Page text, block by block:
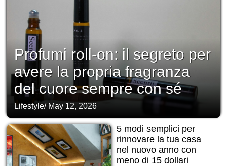
Profumi roll-on: il segreto per
avere la propria fragranza
del cuore sempre con sé
Lifestyle/ May 12, 2026
5 modi semplici per
rinnovare la tua casa
nel nuovo anno con
meno di 15 dollari